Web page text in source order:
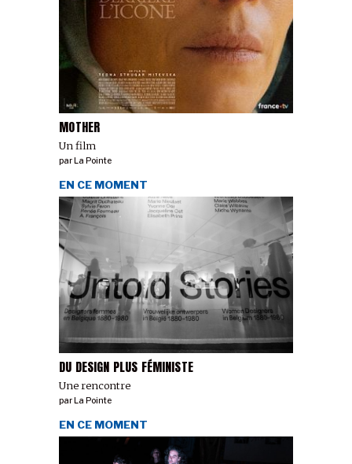
MOTHER
Un film
parLa Pointe
DU DESIGN PLUS FÉMINISTE
Une rencontre
EN CE MOMENT
parLa Pointe
EN CE MOMENT